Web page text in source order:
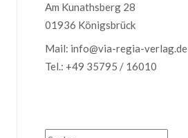
Am Kunathsberg 28
01936 Königsbrück
Mail: info@via-regia-verlag.de
Tel.: +49 35795 / 16010